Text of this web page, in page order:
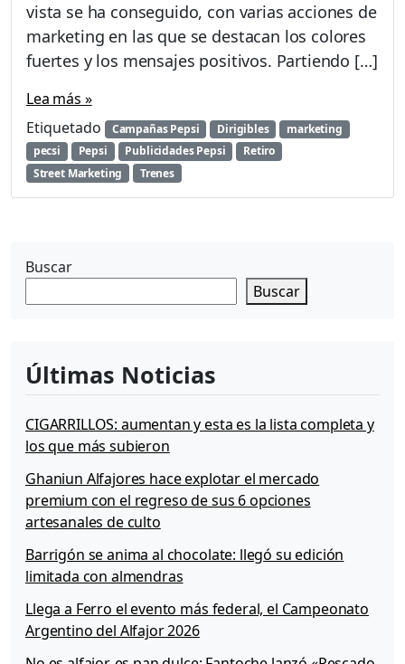
vista se ha conseguido, con varias acciones de
marketing en las que se destacan los colores
fuertes y los mensajes positivos. Partiendo […]
Lea más »
Etiquetado
Campañas Pepsi Dirigibles
marketing
pecsi
Pepsi Publicidades Pepsi
Retiro
Street Marketing
Trenes
Buscar
Buscar
Últimas Noticias
CIGARRILLOS: aumentan y esta es la lista completa y
los que más subieron
Ghaniun Alfajores hace explotar el mercado
premium con el regreso de sus 6 opciones
artesanales de culto
Barrigón se anima al chocolate: llegó su edición
limitada con almendras
Llega a Ferro el evento más federal, el Campeonato
Argentino del Alfajor 2026